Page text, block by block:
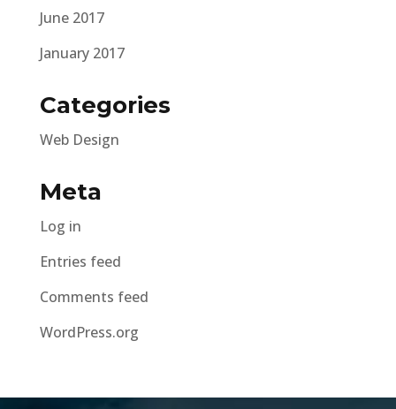
June 2017
January 2017
Categories
Web Design
Meta
Log in
Entries feed
Comments feed
WordPress.org